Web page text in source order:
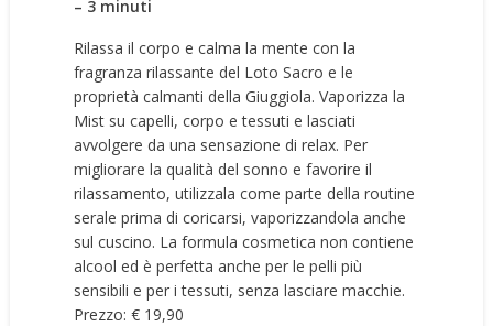
– 3 minuti
Rilassa il corpo e calma la mente con la
fragranza rilassante del Loto Sacro e le
proprietà calmanti della Giuggiola. Vaporizza la
Mist su capelli, corpo e tessuti e lasciati
avvolgere da una sensazione di relax. Per
migliorare la qualità del sonno e favorire il
rilassamento, utilizzala come parte della routine
serale prima di coricarsi, vaporizzandola anche
sul cuscino. La formula cosmetica non contiene
alcool ed è perfetta anche per le pelli più
sensibili e per i tessuti, senza lasciare macchie.
Prezzo: € 19,90